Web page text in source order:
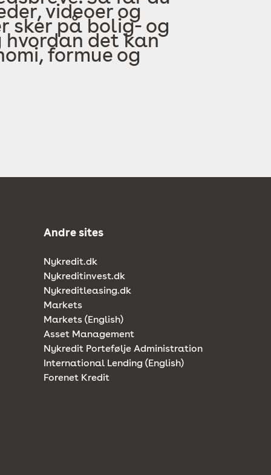
videoer og
sker på bolig- og
hvordan det kan
formue og
Andre sites
Nykredit.dk
Nykreditinvest.dk
Nykreditleasing.dk
Markets
Markets (English)
Asset Management
Nykredit Portefølje Administration
International Lending (English)
Forenet Kredit